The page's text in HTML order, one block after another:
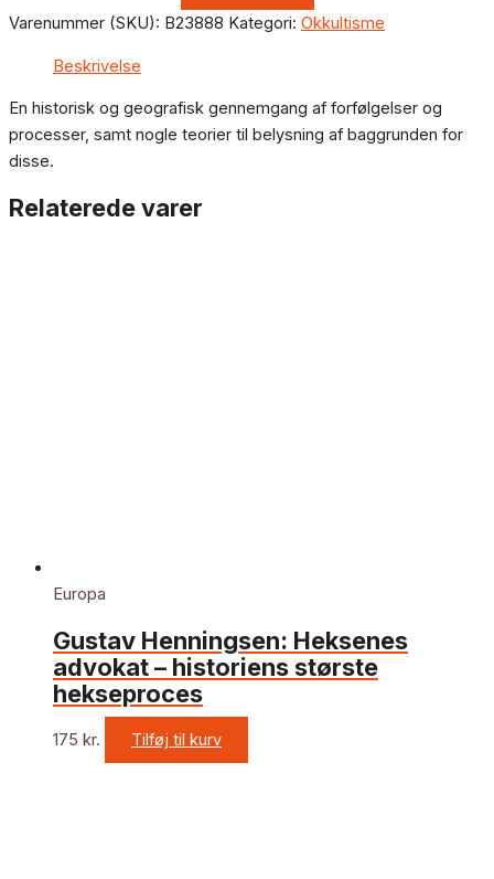
Varenummer (SKU): B23888 Kategori: Okkultisme
Beskrivelse
En historisk og geografisk gennemgang af forfølgelser og
processer, samt nogle teorier til belysning af baggrunden for
disse.
Relaterede varer
Europa
Gustav Henningsen: Heksenes
advokat – historiens største
hekseproces
175 kr. Tilføj til kurv